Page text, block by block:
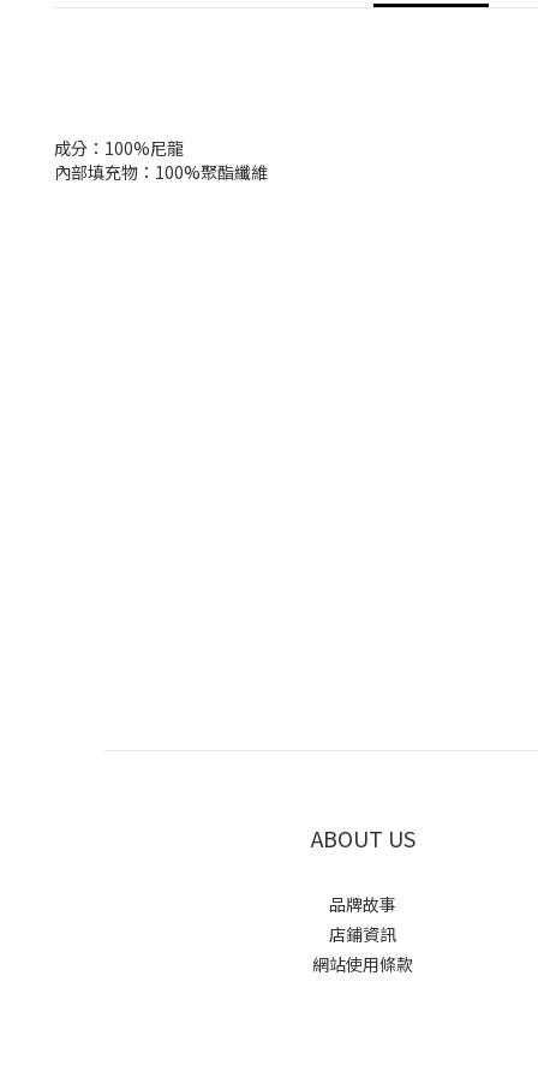
成分：100%尼龍
內部填充物：100%聚酯纖維
ABOUT US
品牌故事
店鋪資訊
網站使用條款